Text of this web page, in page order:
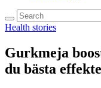
Health stories
Gurkmeja
du bästa